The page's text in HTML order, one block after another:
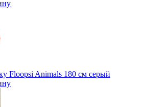
Floopsi Animals 180 см серый